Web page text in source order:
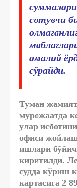
сотувчи
амалий
сўрайди.
Туман
мурожаатда
улар
офиси
ишлари
киритилди.
судда кўриш
картасига 2